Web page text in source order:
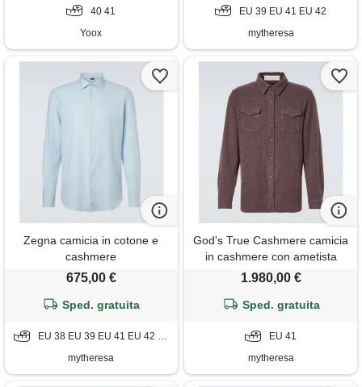
40 41
Yoox
EU 39 EU 41 EU 42
mytheresa
Zegna camicia in cotone e
cashmere
675,00 €
Sped. gratuita
EU 38 EU 39 EU 41 EU 42 EU 43
mytheresa
God's True Cashmere camicia
in cashmere con ametista
1.980,00 €
Sped. gratuita
EU 41
mytheresa